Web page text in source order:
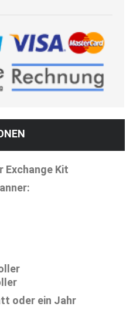
Kit
oder ein Jahr